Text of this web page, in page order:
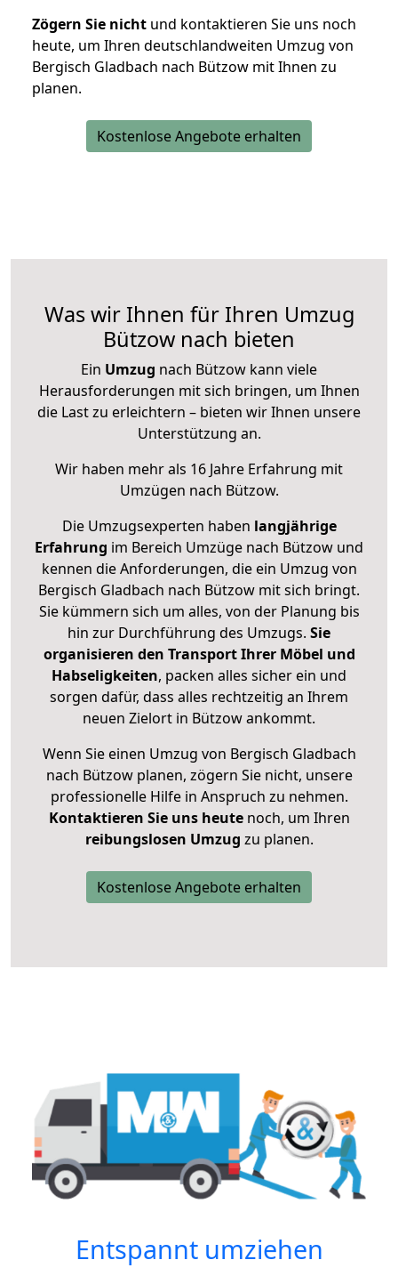
Zögern Sie nicht und kontaktieren Sie uns noch
heute, um Ihren deutschlandweiten Umzug von
Bergisch Gladbach nach Bützow mit Ihnen zu
planen.
Kostenlose Angebote erhalten
Was wir Ihnen für Ihren Umzug
Bützow nach bieten
Ein Umzug nach Bützow kann viele
Herausforderungen mit sich bringen, um Ihnen
die Last zu erleichtern – bieten wir Ihnen unsere
Unterstützung an.
Wir haben mehr als 16 Jahre Erfahrung mit
Umzügen nach Bützow.
Die Umzugsexperten haben langjährige
Erfahrung im Bereich Umzüge nach Bützow und
kennen die Anforderungen, die ein Umzug von
Bergisch Gladbach nach Bützow mit sich bringt.
Sie kümmern sich um alles, von der Planung bis
hin zur Durchführung des Umzugs. Sie
organisieren den Transport Ihrer Möbel und
Habseligkeiten, packen alles sicher ein und
sorgen dafür, dass alles rechtzeitig an Ihrem
neuen Zielort in Bützow ankommt.
Wenn Sie einen Umzug von Bergisch Gladbach
nach Bützow planen, zögern Sie nicht, unsere
professionelle Hilfe in Anspruch zu nehmen.
Kontaktieren Sie uns heutenoch, um Ihren
reibungslosen Umzug zu planen.
Kostenlose Angebote erhalten
Entspannt umziehen